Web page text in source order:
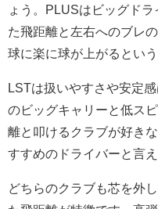
ょう。PLUSはビッグド
た飛距離と左右へのブレ
球に楽に球が上がるとい
LSTは扱いやすさや安定
のビッグキャリーと低ス
離と叩けるクラブが好き
すすめのドライバーと言え
どちらのクラブも芯を外